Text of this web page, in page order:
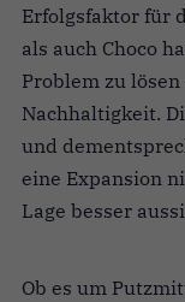
Erfolgsfaktor für
als auch Choco
Problem zu
Nachhaltigkeit.
und
eine Expansion
Lage besser
Ob es um